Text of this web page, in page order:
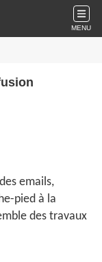
MENU
emails,
pied à la
des travaux